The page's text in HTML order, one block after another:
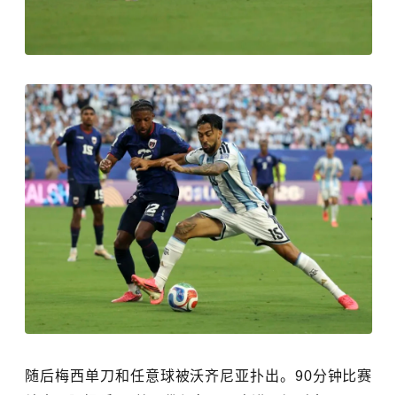
随后梅西单刀和任意球被沃齐尼亚扑出。90分钟比赛